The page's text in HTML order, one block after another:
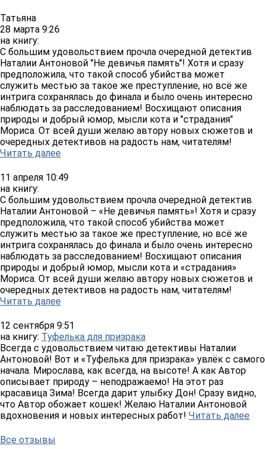
Татьяна
28 марта 9:26
на книгу:
С большим удовольствием прочла очередной детектив
Наталии Антоновой "Не девичья память"! Хотя и сразу
предположила, что такой способ убийства может
служить местью за такое же преступление, но всё же
интрига сохранялась до финала и было очень интересно
наблюдать за расследованием! Восхищают описания
природы и добрый юмор, мысли кота и "страдания"
Мориса. От всей души желаю автору новых сюжетов и
очередных детективов на радость нам, читателям!
Читать далее
11 апреля 10:49
на книгу:
С большим удовольствием прочла очередной детектив
Наталии Антоновой – «Не девичья память»! Хотя и сразу
предположила, что такой способ убийства может
служить местью за такое же преступление, но всё же
интрига сохранялась до финала и было очень интересно
наблюдать за расследованием! Восхищают описания
природы и добрый юмор, мысли кота и «страдания»
Мориса. От всей души желаю автору новых сюжетов и
очередных детективов на радость нам, читателям!
Читать далее
12 сентября 9:51
на книгу: Туфелька для призрака
Всегда с удовольствием читаю детективы Наталии
Антоновой! Вот и «Туфелька для призрака» увлёк с самого
начала. Мирослава, как всегда, на высоте! А как Автор
описывает природу – неподражаемо! На этот раз
красавица Зима! Всегда дарит улыбку Дон! Сразу видно,
что Автор обожает кошек! Желаю Наталии Антоновой
вдохновения и новых интересных работ! Читать далее
Все отзывы